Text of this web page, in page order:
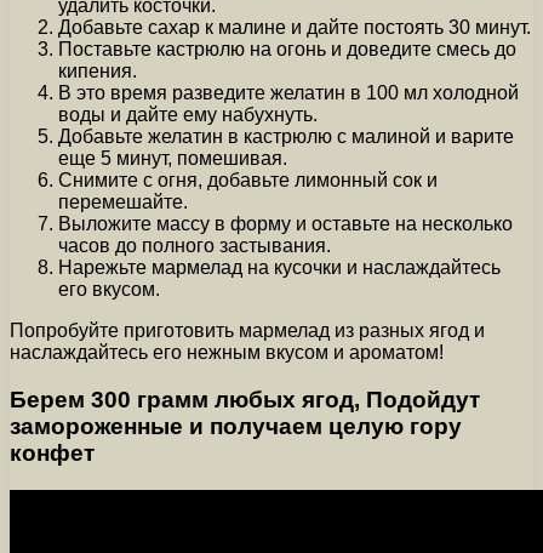
удалить косточки.
Добавьте сахар к малине и дайте постоять 30 минут.
Поставьте кастрюлю на огонь и доведите смесь до
кипения.
В это время разведите желатин в 100 мл холодной
воды и дайте ему набухнуть.
Добавьте желатин в кастрюлю с малиной и варите
еще 5 минут, помешивая.
Снимите с огня, добавьте лимонный сок и
перемешайте.
Выложите массу в форму и оставьте на несколько
часов до полного застывания.
Нарежьте мармелад на кусочки и наслаждайтесь
его вкусом.
Попробуйте приготовить мармелад из разных ягод и
наслаждайтесь его нежным вкусом и ароматом!
Берем 300 грамм любых ягод, Подойдут
замороженные и получаем целую гору
конфет